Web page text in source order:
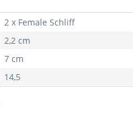
2 x Female Schliff
2,2 cm
7 cm
14,5